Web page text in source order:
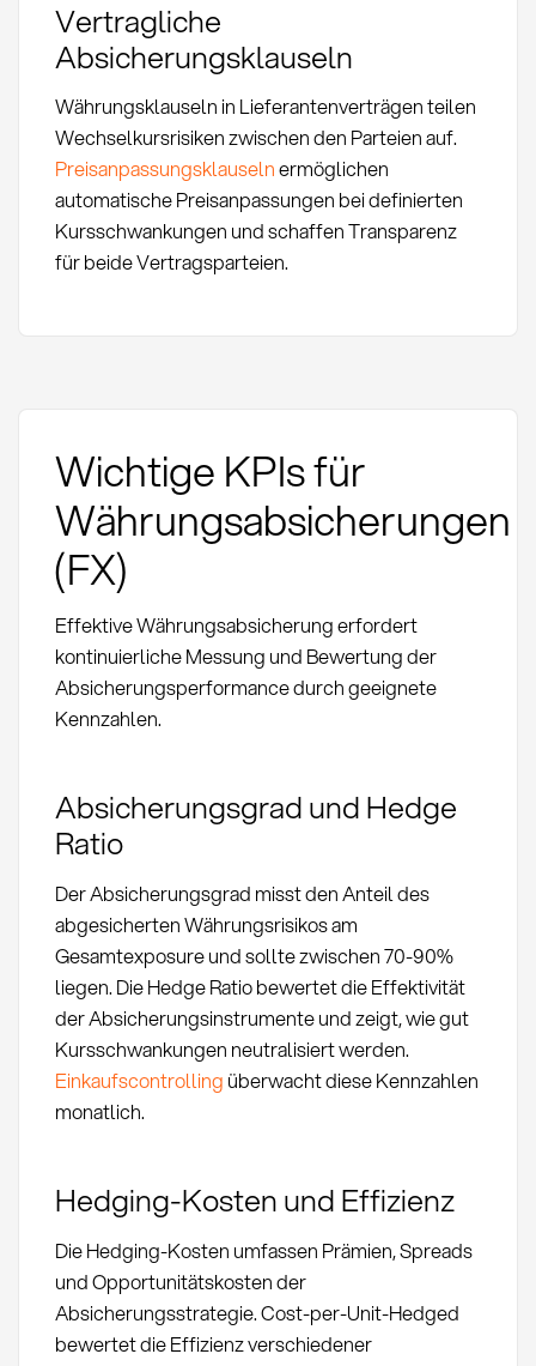
Vertragliche
Absicherungsklauseln
Währungsklauseln in Lieferantenverträgen teilen
Wechselkursrisiken zwischen den Parteien auf.
Preisanpassungsklauselnermöglichen
automatische Preisanpassungen bei definierten
Kursschwankungen und schaffen Transparenz
für beide Vertragsparteien.
Wichtige KPIs für
Währungsabsicherungen
(FX)
Effektive Währungsabsicherung erfordert
kontinuierliche Messung und Bewertung der
Absicherungsperformance durch geeignete
Kennzahlen.
Absicherungsgrad und Hedge
Ratio
Der Absicherungsgrad misst den Anteil des
abgesicherten Währungsrisikos am
Gesamtexposure und sollte zwischen 70-90%
liegen. Die Hedge Ratio bewertet die Effektivität
der Absicherungsinstrumente und zeigt, wie gut
Kursschwankungen neutralisiert werden.
Einkaufscontrolling überwacht diese Kennzahlen
monatlich.
Hedging-Kosten und Effizienz
Die Hedging-Kosten umfassen Prämien, Spreads
und Opportunitätskosten der
Absicherungsstrategie. Cost-per-Unit-Hedged
bewertet die Effizienz verschiedener